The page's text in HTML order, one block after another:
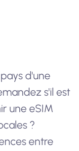
d'une
s'il est
une eSIM
?
entre